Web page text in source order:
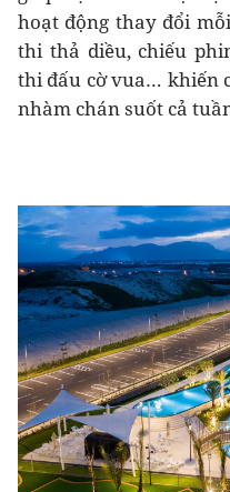
hoạt động thay đổi
thi thả diều, chiếu
thi đấu cờ vua… khiến
nhàm chán suốt cả